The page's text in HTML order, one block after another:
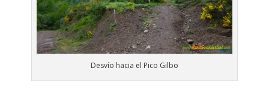
Desvío hacia el Pico Gilbo